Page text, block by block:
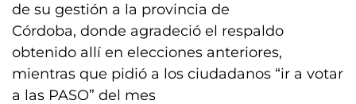
de su gestión a la provincia de
Córdoba, donde agradeció el respaldo
obtenido allí en elecciones anteriores,
mientras que pidió a los ciudadanos “ir a votar
a las PASO” del mes